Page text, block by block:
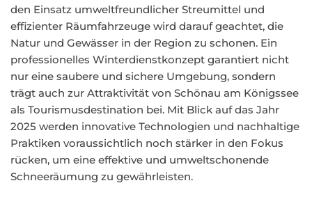
den Einsatz umweltfreundlicher Streumittel und
effizienter Räumfahrzeuge wird darauf geachtet, die
Natur und Gewässer in der Region zu schonen. Ein
professionelles Winterdienstkonzept garantiert nicht
nur eine saubere und sichere Umgebung, sondern
trägt auch zur Attraktivität von Schönau am Königssee
als Tourismusdestination bei. Mit Blick auf das Jahr
2025 werden innovative Technologien und nachhaltige
Praktiken voraussichtlich noch stärker in den Fokus
rücken, um eine effektive und umweltschonende
Schneeräumung zu gewährleisten.